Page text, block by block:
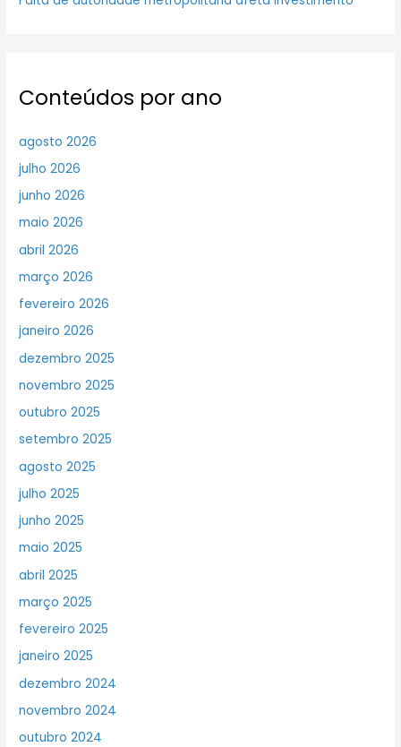
Conteúdos por ano
agosto 2026
julho 2026
junho 2026
maio 2026
abril 2026
março 2026
fevereiro 2026
janeiro 2026
dezembro 2025
novembro 2025
outubro 2025
setembro 2025
agosto 2025
julho 2025
junho 2025
maio 2025
abril 2025
março 2025
fevereiro 2025
janeiro 2025
dezembro 2024
novembro 2024
outubro 2024